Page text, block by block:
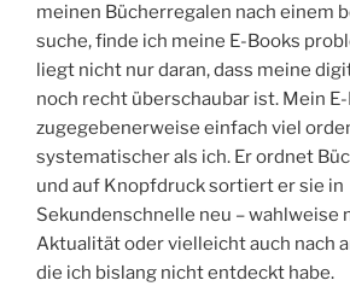
meinen Bücherregalen nach einem
suche, finde ich meine E-Books
liegt nicht nur daran, dass meine
noch recht überschaubar ist. Mein
zugegebenerweise einfach viel
systematischer als ich. Er ordnet
und auf Knopfdruck sortiert er sie in
Sekundenschnelle neu – wahlweise
Aktualität oder vielleicht auch nach
die ich bislang nicht entdeckt habe.